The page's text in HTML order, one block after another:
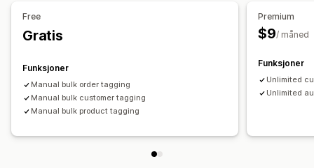
Betinget logikk
Tilpassede arbeidsflyter
Free
Gratis
Funksjoner
Manual bulk order tagging
Manual bulk customer tagging
Manual bulk product tagging
Premium
$9/ måned
Funksjoner
Unlimited
Unlimited